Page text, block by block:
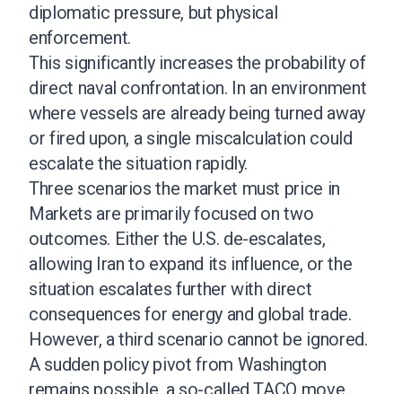
diplomatic pressure, but physical
enforcement.
This significantly increases the probability of
direct naval confrontation. In an environment
where vessels are already being turned away
or fired upon, a single miscalculation could
escalate the situation rapidly.
Three scenarios the market must price in
Markets are primarily focused on two
outcomes. Either the U.S. de-escalates,
allowing Iran to expand its influence, or the
situation escalates further with direct
consequences for energy and global trade.
However, a third scenario cannot be ignored.
A sudden policy pivot from Washington